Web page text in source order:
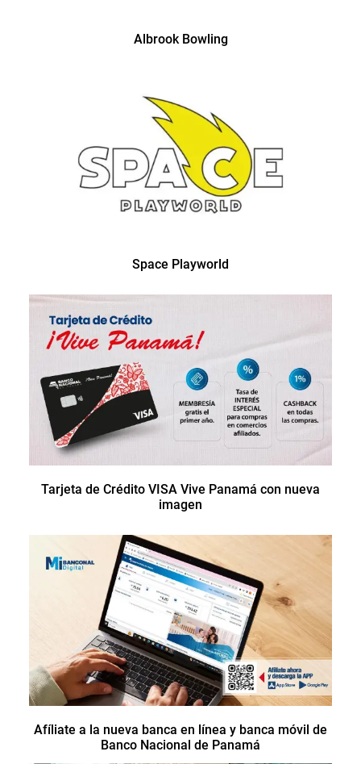
Albrook Bowling
Space Playworld
Tarjeta de Crédito VISA Vive Panamá con nueva
imagen
Afíliate a la nueva banca en línea y banca móvil de
Banco Nacional de Panamá